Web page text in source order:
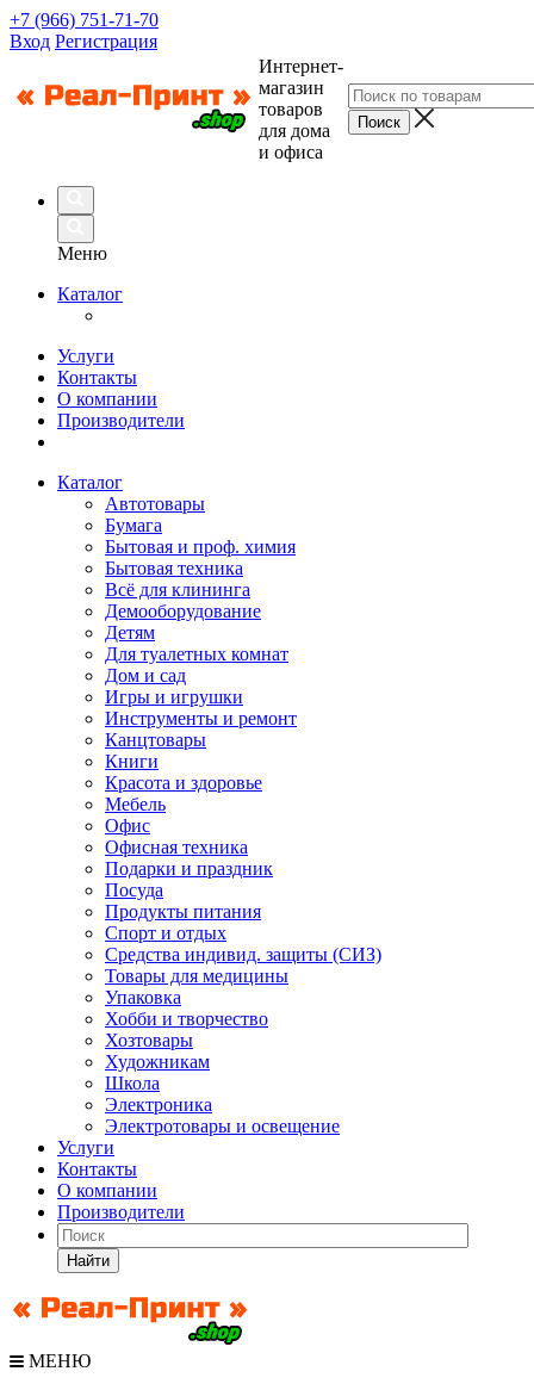
+7 (966) 751-71-70
Вход Регистрация
Интернет-
магазин
товаров
для дома
и офиса
Меню
Каталог
Услуги
Контакты
О компании
Производители
Каталог
Автотовары
Бумага
Бытовая и проф. химия
Бытовая техника
Всё для клининга
Демооборудование
Детям
Для туалетных комнат
Дом и сад
Игры и игрушки
Инструменты и ремонт
Канцтовары
Книги
Красота и здоровье
Мебель
Офис
Офисная техника
Подарки и праздник
Посуда
Продукты питания
Спорт и отдых
Средства индивид. защиты (СИЗ)
Товары для медицины
Упаковка
Хобби и творчество
Хозтовары
Художникам
Школа
Электроника
Электротовары и освещение
Услуги
Контакты
О компании
Производители
Найти
МЕНЮ